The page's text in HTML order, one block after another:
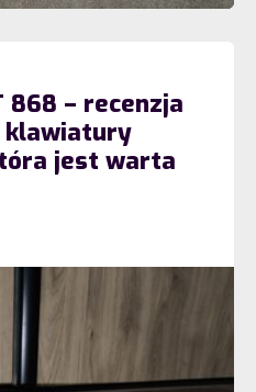
868 – recenzja
klawiatury
jest warta